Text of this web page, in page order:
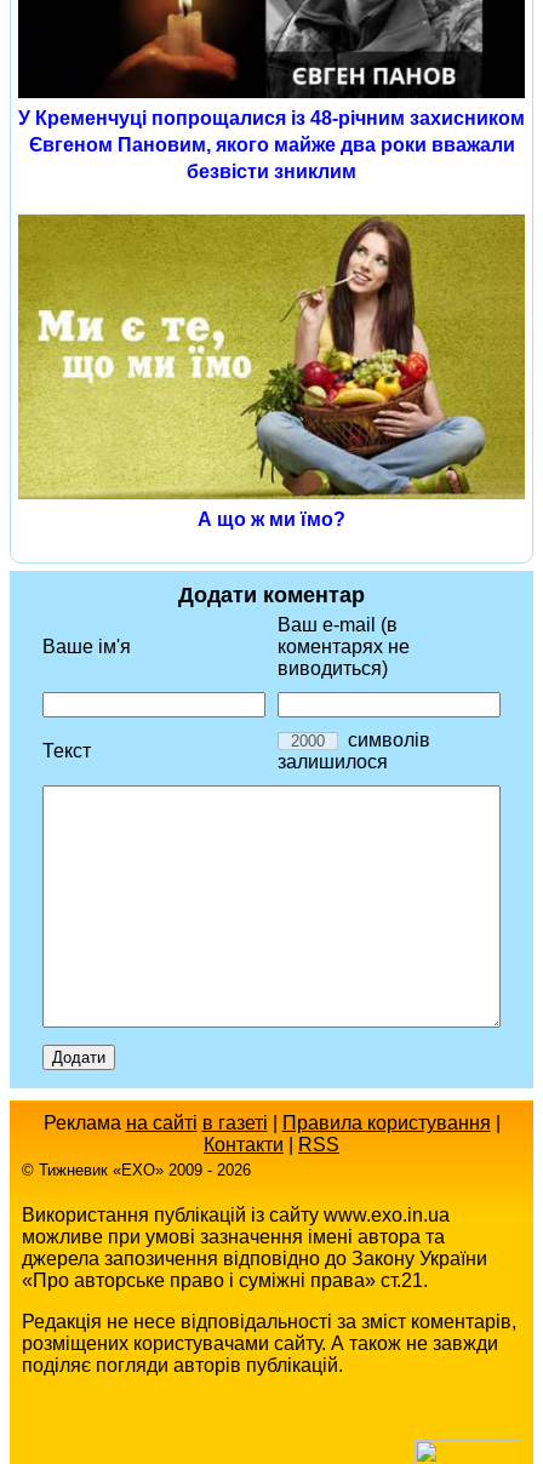
У Кременчуці попрощалися із 48-річним захисником
Євгеном Пановим, якого майже два роки вважали
безвісти зниклим
А що ж ми їмо?
Додати коментар
Ваше ім'я
Ваш e-mail (в
коментарях не
виводиться)
Текст
символів
залишилося
Реклама на сайті в газеті Правила користування
Контакти
RSS
© Тижневик «EХO» 2009 - 2026
Використання публікацій із сайту www.exo.in.ua
можливе при умові зазначення імені автора та
джерела запозичення відповідно до Закону України
«Про авторське право і суміжні права» ст.21.
Редакція не несе відповідальності за зміст коментарів,
розміщених користувачами сайту. А також не завжди
поділяє погляди авторів публікацій.